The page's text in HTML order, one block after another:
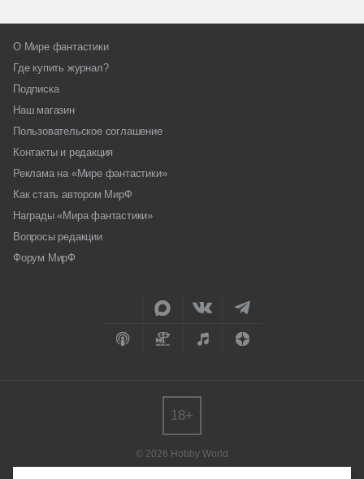
О Мире фантастики
Где купить журнал?
Подписка
Наш магазин
Пользовательское соглашение
Контакты и редакция
Реклама на «Мире фантастики»
Как стать автором МирФ
Награды «Мира фантастики»
Вопросы редакции
Форум МирФ
© 2026 Hobby World
18+